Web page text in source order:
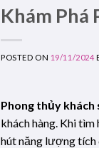
Khám Phá
POSTED ON 19/11/2024
Phong thủy khách
khách hàng. Khi
hút năng lượng tích